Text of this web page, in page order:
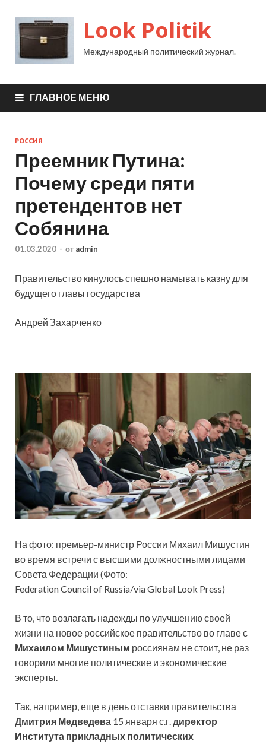
Look Politik
Международный политический журнал.
ГЛАВНОЕ МЕНЮ
РОССИЯ
Преемник Путина:
Почему среди пяти
претендентов нет
Собянина
01.03.2020 - от admin
Правительство кинулось спешно намывать казну для
будущего главы государства
Андрей Захарченко
На фото: премьер-министр России Михаил Мишустин
во время встречи с высшими должностными лицами
Совета Федерации (Фото:
Federation Council of Russia/via Global Look Press)
В то, что возлагать надежды по улучшению своей
жизни на новое российское правительство во главе с
Михаилом Мишустиным россиянам не стоит, не раз
говорили многие политические и экономические
эксперты.
Так, например, еще в день отставки правительства
Дмитрия Медведева 15 января с.г. директор
Института прикладных политических